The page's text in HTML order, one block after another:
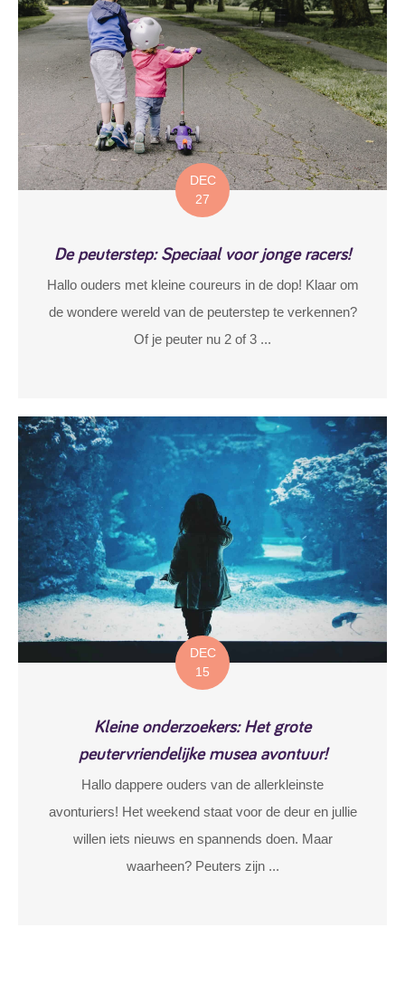
DEC
27
De peuterstep: Speciaal voor jonge racers!
Hallo ouders met kleine coureurs in de dop! Klaar om
de wondere wereld van de peuterstep te verkennen?
Of je peuter nu 2 of 3 ...
DEC
15
Kleine onderzoekers: Het grote
peutervriendelijke musea avontuur!
Hallo dappere ouders van de allerkleinste
avonturiers! Het weekend staat voor de deur en jullie
willen iets nieuws en spannends doen. Maar
waarheen? Peuters zijn ...